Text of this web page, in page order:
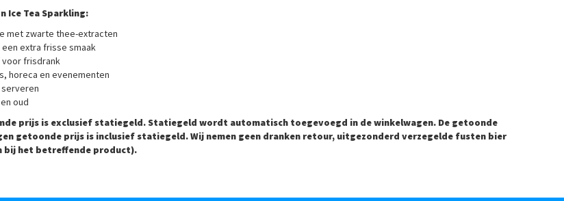
Ice Tea Sparkling:
met zwarte thee-extracten
extra frisse smaak
frisdrank
horeca en evenementen
oud
prijs is exclusief statiegeld. Statiegeld wordt automatisch toegevoegd in de winkelwagen. De getoonde
getoonde prijs is inclusief statiegeld. Wij nemen geen dranken retour, uitgezonderd verzegelde fusten bier
bij het betreffende product).